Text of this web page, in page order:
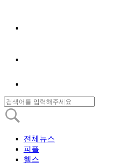
전체뉴스
피플
헬스